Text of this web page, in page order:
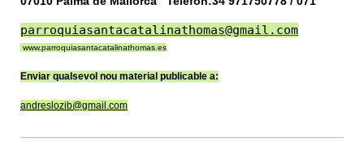
parroquiasantacatalinathomas@gmail.com
www.parroquiasantacatalinathomas.es
Enviar qualsevol nou material publicable a:
andreslozib@gmail.com